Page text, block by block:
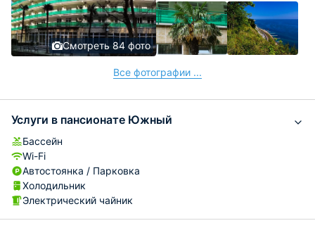
Смотреть 84 фото
Все фотографии ...
Услуги в пансионате Южный
Бассейн
Wi-Fi
Автостоянка / Парковка
Холодильник
Электрический чайник